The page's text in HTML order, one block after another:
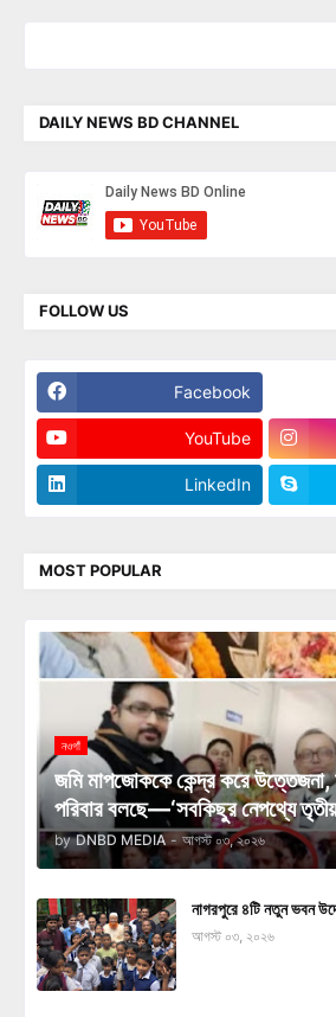
DAILY NEWS BD CHANNEL
FOLLOW US
Facebook
YouTube
LinkedIn
MOST POPULAR
নওগাঁ
জমি মাপজোককে কেন্দ্র করে উত্তেজনা,
পরিবার বলছে—‘সবকিছুর নেপথ্যে
by DNBD MEDIA - আগস্ট ০৩, ২০২৬
নাগরপুরে ৪টি নতুন ভবন
আগস্ট ০৩, ২০২৬